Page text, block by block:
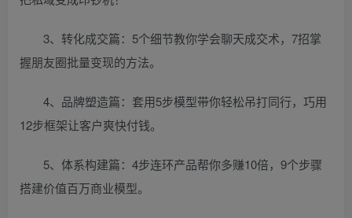
3、转化成交篇：5个细节教你学会聊天成交术，7招掌
握朋友圈批量变现的方法。
4、品牌塑造篇：套用5步模型带你轻松吊打同行，巧用
12步框架让客户爽快付钱。
5、体系构建篇：4步连环产品帮你多赚10倍，9个步骤
搭建价值百万商业模型。